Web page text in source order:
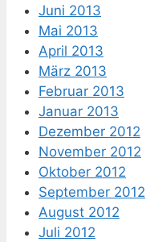
Juni 2013
Mai 2013
April 2013
März 2013
Februar 2013
Januar 2013
Dezember 2012
November 2012
Oktober 2012
September 2012
August 2012
Juli 2012